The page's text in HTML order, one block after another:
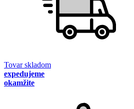
Tovar skladom
expedujeme
okamžite